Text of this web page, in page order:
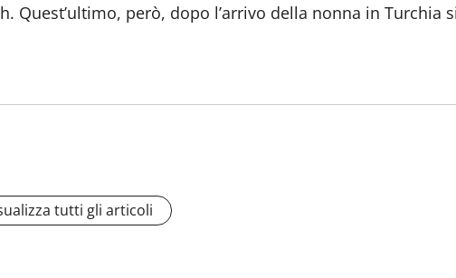
Quest’ultimo, però, dopo l’arrivo della nonna in
tutti gli articoli